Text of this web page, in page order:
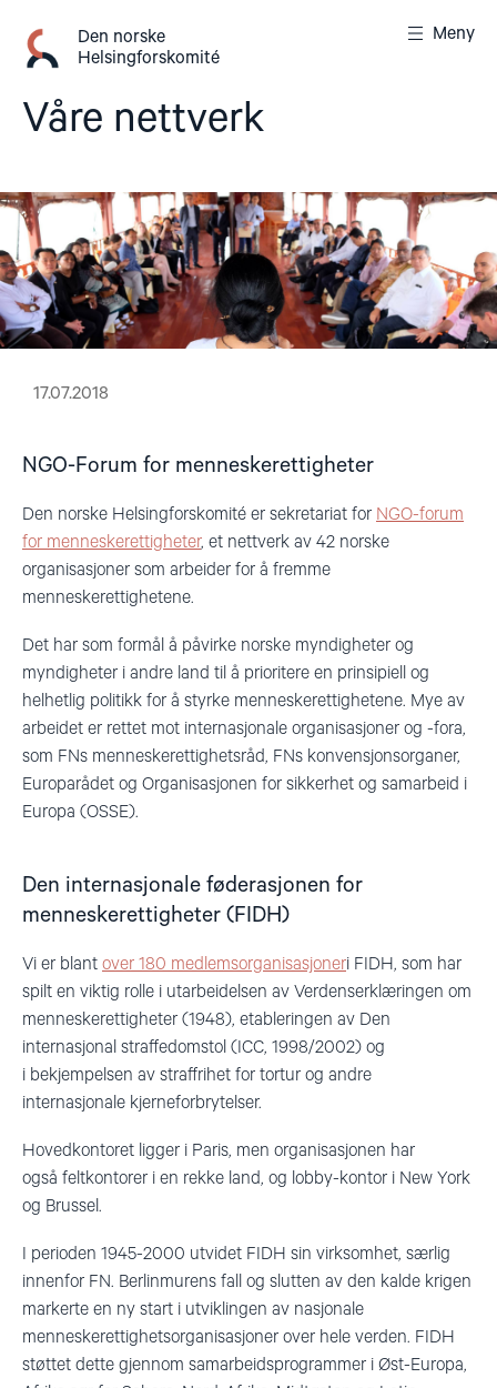
innhold
Den norske
Helsingforskomité
Meny
Våre nettverk
17.07.2018
NGO-Forum for menneskerettigheter
Den norske Helsingforskomité er sekretariat for NGO-forum
for menneskerettigheter, et nettverk av 42 norske
organisasjoner som arbeider for å fremme
menneskerettighetene.
Det har som formål å påvirke norske myndigheter og
myndigheter i andre land til å prioritere en prinsipiell og
helhetlig politikk for å styrke menneskerettighetene. Mye av
arbeidet er rettet mot internasjonale organisasjoner og -fora,
som FNs menneskerettighetsråd, FNs konvensjonsorganer,
Europarådet og Organisasjonen for sikkerhet og samarbeid i
Europa (OSSE).
Den internasjonale føderasjonen for
menneskerettigheter (FIDH)
Vi er blant over 180 medlemsorganisasjoneri FIDH, som har
spilt en viktig rolle i utarbeidelsen av Verdenserklæringen om
menneskerettigheter (1948), etableringen av Den
internasjonal straffedomstol (ICC, 1998/2002) og
i bekjempelsen av straffrihet for tortur og andre
internasjonale kjerneforbrytelser.
Hovedkontoret ligger i Paris, men organisasjonen har
også feltkontorer i en rekke land, og lobby-kontor i New York
og Brussel.
I perioden 1945-2000 utvidet FIDH sin virksomhet, særlig
innenfor FN. Berlinmurens fall og slutten av den kalde krigen
markerte en ny start i utviklingen av nasjonale
menneskerettighetsorganisasjoner over hele verden. FIDH
støttet dette gjennom samarbeidsprogrammer i Øst-Europa,